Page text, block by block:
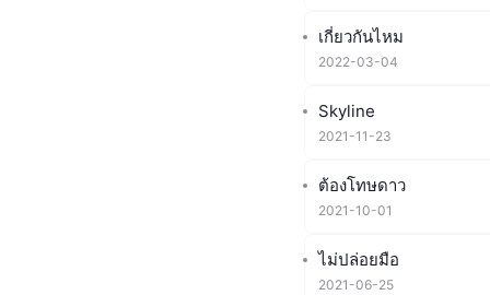
เกี่ยวกันไหม
2022-03-04
Skyline
2021-11-23
ต้องโทษดาว
2021-10-01
ไม่ปล่อยมือ
2021-06-25